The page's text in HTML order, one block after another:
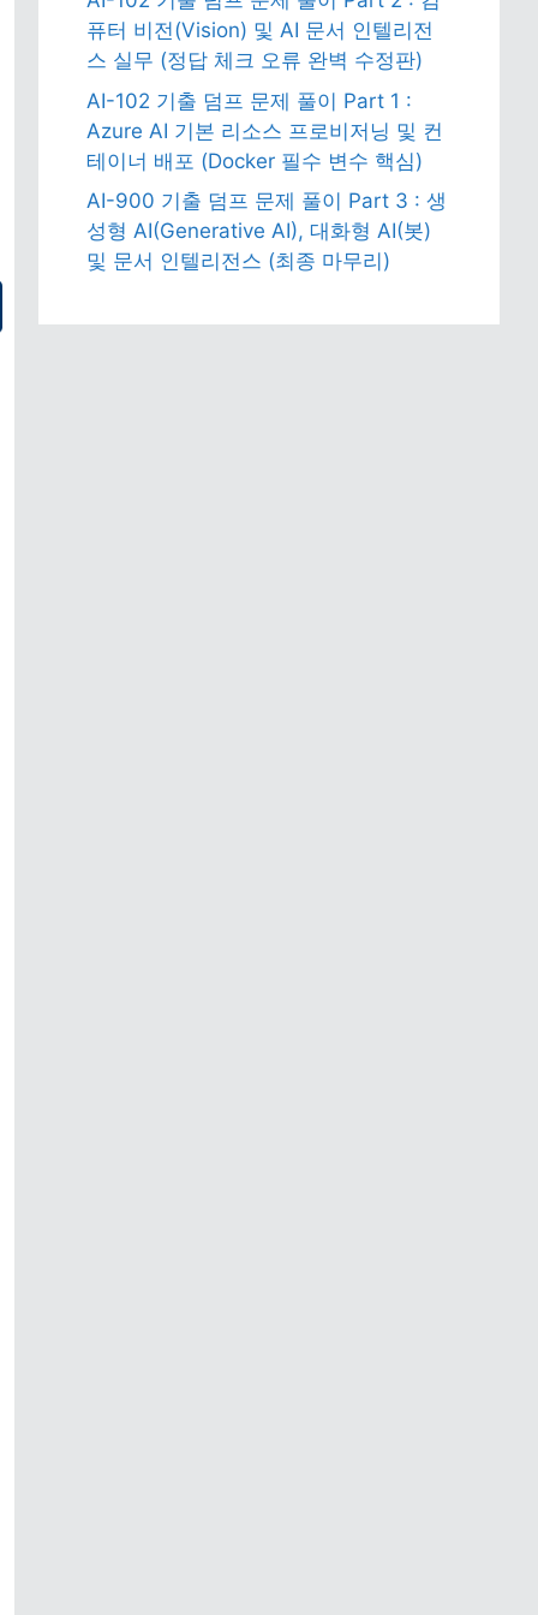
퓨터 비전(Vision) 및 AI 문서 인텔리전
스 실무 (정답 체크 오류 완벽 수정판)
AI-102 기출 덤프 문제 풀이 Part 1 :
Azure AI 기본 리소스 프로비저닝 및 컨
테이너 배포 (Docker 필수 변수 핵심)
AI-900 기출 덤프 문제 풀이 Part 3 : 생
성형 AI(Generative AI), 대화형 AI(봇)
및 문서 인텔리전스 (최종 마무리)